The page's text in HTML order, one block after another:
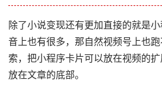
除了小说变现还有更加直接的就是
音上也有很多，那自然视频号上也
索，把小程序卡片可以放在视频的
放在文章的底部。